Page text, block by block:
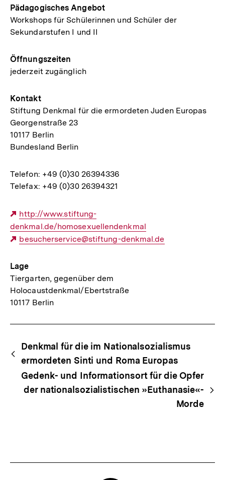
Pädagogisches Angebot
Workshops für Schülerinnen und Schüler der
Sekundarstufen I und II
Öffnungszeiten
jederzeit zugänglich
Kontakt
Stiftung Denkmal für die ermordeten Juden Europas
Georgenstraße 23
10117 Berlin
Bundesland Berlin
Telefon: +49 (0)30 26394336
Telefax: +49 (0)30 26394321
Externer
Link:
http://www.stiftung-
denkmal.de/homosexuellendenkmal
Externer
besucherservice@stiftung-denkmal.de
Lage
Tiergarten, gegenüber dem
Holocaustdenkmal/Ebertstraße
10117 Berlin
Begriffsnavigation
Content-
Navigation
Denkmal für die im Nationalsozialismus
ermordeten Sinti und Roma Europas
Gedenk- und Informationsort für die Opfer
der nationalsozialistischen »Euthanasie«-
Morde